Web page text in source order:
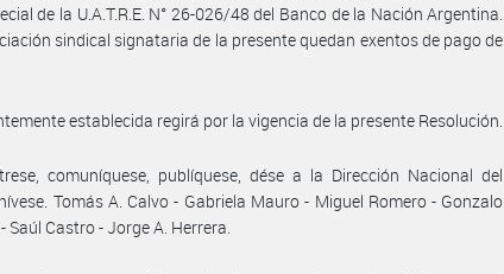
de la U.A.T.R.E. N° 26-026/48 del Banco de la Nación Argentina.
sindical signataria de la presente quedan exentos de pago de
establecida regirá por la vigencia de la presente Resolución.
comuníquese, publíquese, dése a la Dirección Nacional del
Tomás A. Calvo - Gabriela Mauro - Miguel Romero - Gonzalo
Saúl Castro - Jorge A. Herrera.